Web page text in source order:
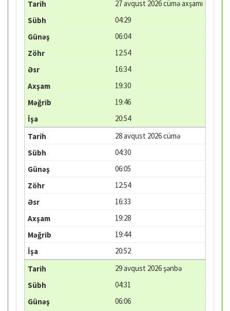
27 avqust 2026 cümə axşamı
04:29
06:04
12:54
16:34
19:30
19:46
20:54
28 avqust 2026 cümə
04:30
06:05
12:54
16:33
19:28
19:44
20:52
29 avqust 2026 şənbə
04:31
06:06